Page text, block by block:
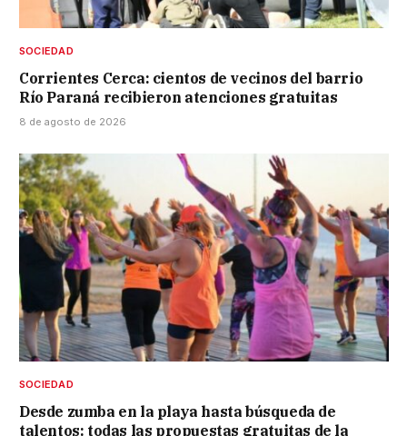
SOCIEDAD
Corrientes Cerca: cientos de vecinos del barrio
Río Paraná recibieron atenciones gratuitas
8 de agosto de 2026
SOCIEDAD
Desde zumba en la playa hasta búsqueda de
talentos: todas las propuestas gratuitas de la